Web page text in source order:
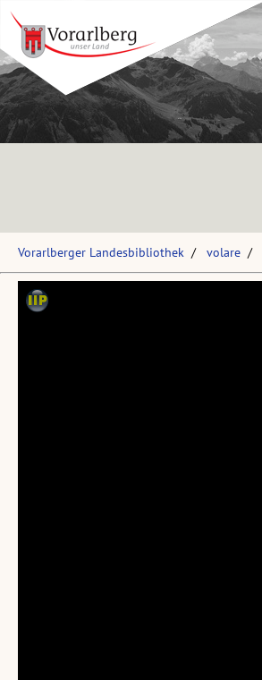
Vorarlberger Landesbibliothek volare